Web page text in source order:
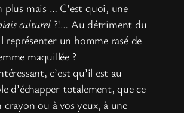
plus mais … C’est quoi, une
culturel?!… Au détriment du
un homme rasé de
maquillée ?
c’est qu’il est au
d’échapper totalement, que ce
ou à vos yeux, à une